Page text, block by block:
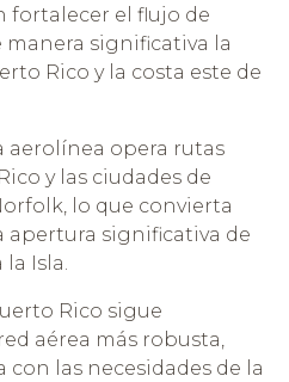
fortalecer el flujo de
manera significativa la
Rico y la costa este de
opera rutas
y las ciudades de
lo que convierta
apertura significativa de
Isla.
Rico sigue
aérea más robusta,
con las necesidades de la